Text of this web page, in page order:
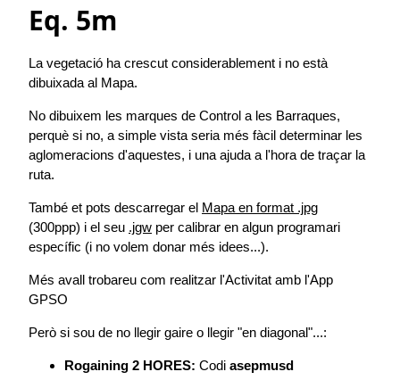
Eq. 5m
La vegetació ha crescut considerablement i no està
dibuixada al Mapa.
No dibuixem les marques de Control a les Barraques,
perquè si no, a simple vista seria més fàcil determinar les
aglomeracions d'aquestes, i una ajuda a l'hora de traçar la
ruta.
També et pots descarregar el Mapa en format .jpg
(300ppp) i el seu .jgw per calibrar en algun programari
específic (i no volem donar més idees...).
Més avall trobareu com realitzar l'Activitat amb l'App
GPSO
Però si sou de no llegir gaire o llegir "en diagonal"...:
Rogaining 2 HORES: Codi asepmusd